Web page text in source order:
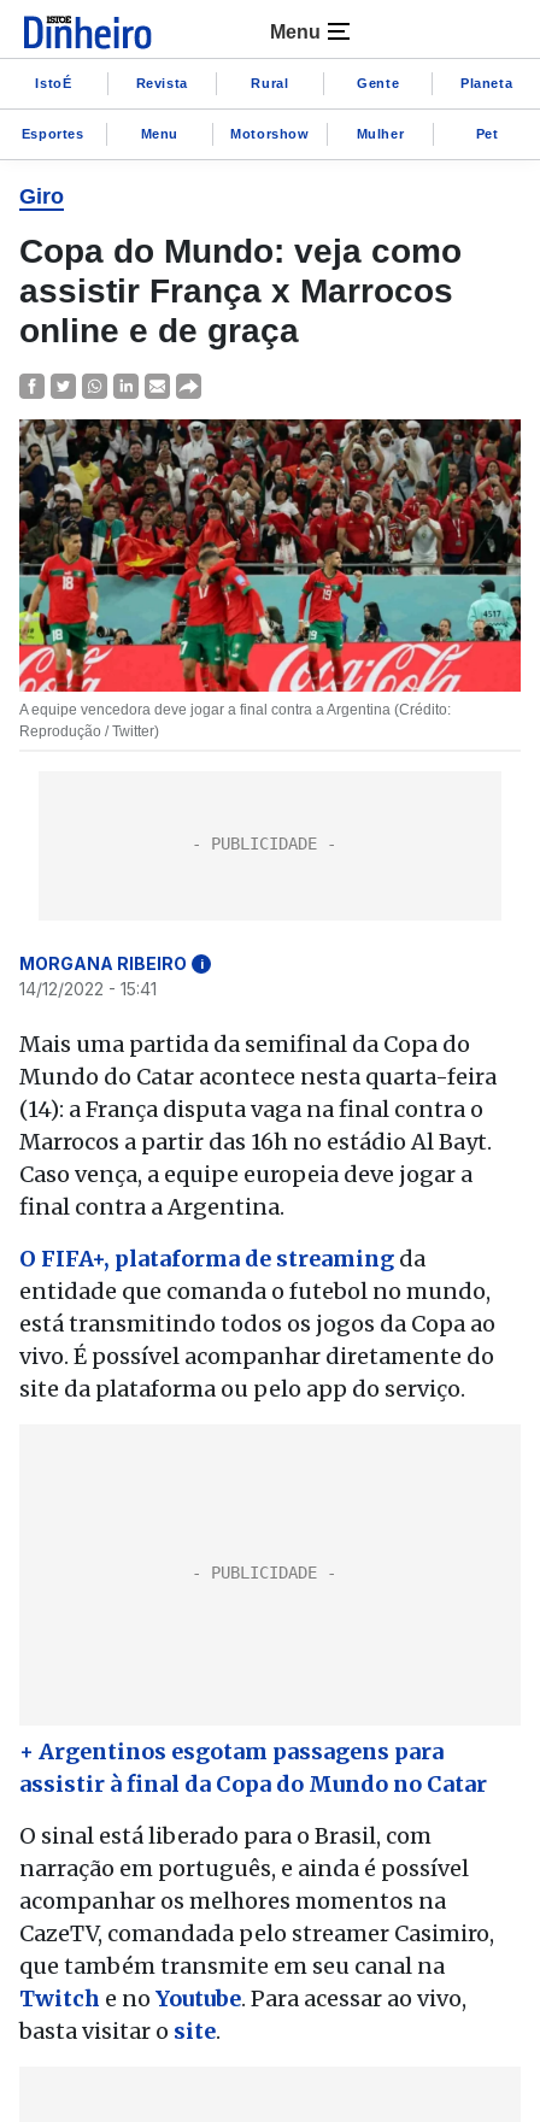
Menu
IstoÉ Revista Rural Gente Planeta
Esportes Menu Motorshow Mulher Pet
Giro
Copa do Mundo: veja como
assistir França x Marrocos
online e de graça
A equipe vencedora deve jogar a final contra a Argentina (Crédito:
Reprodução / Twitter)
MORGANA RIBEIRO i
14/12/2022 - 15:41
Mais uma partida da semifinal da Copa do
Mundo do Catar acontece nesta quarta-feira
(14): a França disputa vaga na final contra o
Marrocos a partir das 16h no estádio Al Bayt.
Caso vença, a equipe europeia deve jogar a
final contra a Argentina.
O FIFA+, plataforma de streaming da
entidade que comanda o futebol no mundo,
está transmitindo todos os jogos da Copa ao
vivo. É possível acompanhar diretamente do
site da plataforma ou pelo app do serviço.
+ Argentinos esgotam passagens para
assistir à final da Copa do Mundo no Catar
O sinal está liberado para o Brasil, com
narração em português, e ainda é possível
acompanhar os melhores momentos na
CazeTV, comandada pelo streamer Casimiro,
que também transmite em seu canal na
Twitch e no Youtube. Para acessar ao vivo,
basta visitar o site.